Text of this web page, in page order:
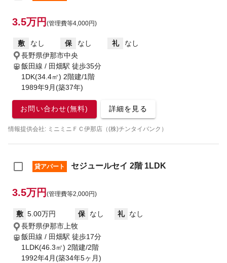
3.5万円 (管理費等4,000円)
敷 なし 保 なし 礼
なし
長野県伊那市中央
飯田線 / 田畑駅 徒歩35分
1DK(34.4㎡) 2階建/1階
1989年9月(築37年)
お問い合わせ(無料) 詳細を見る
情報提供会社: ミニミニＦＣ伊那店（(株)チンタイバンク）
貸アパート セジュールセイ 2階 1LDK
3.5万円 (管理費等2,000円)
敷 5.00万円 保 なし 礼
なし
長野県伊那市上牧
飯田線 / 田畑駅 徒歩17分
1LDK(46.3㎡) 2階建/2階
1992年4月(築34年5ヶ月)